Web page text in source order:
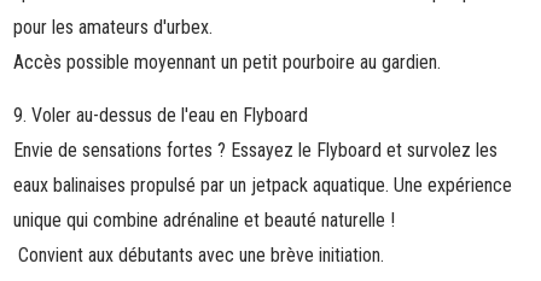
pour les amateurs d'urbex.
Accès possible moyennant un petit pourboire au gardien.
9. Voler au-dessus de l'eau en Flyboard
Envie de sensations fortes ? Essayez le Flyboard et survolez les
eaux balinaises propulsé par un jetpack aquatique. Une expérience
unique qui combine adrénaline et beauté naturelle !
Convient aux débutants avec une brève initiation.